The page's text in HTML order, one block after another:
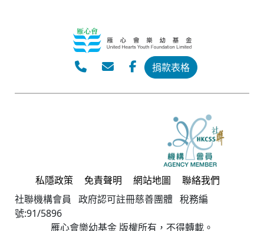
捐款表格
私隱政策 免責聲明 網站地圖
聯絡我們
社聯機構會員 政府認可註冊慈善團體 稅務編
號:91/5896
雁心會樂幼基金 版權所有，不得轉載。